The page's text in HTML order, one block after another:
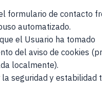
formulario de contacto
automatizado.
el Usuario ha tomado
del aviso de cookies
localmente).
seguridad y estabilidad